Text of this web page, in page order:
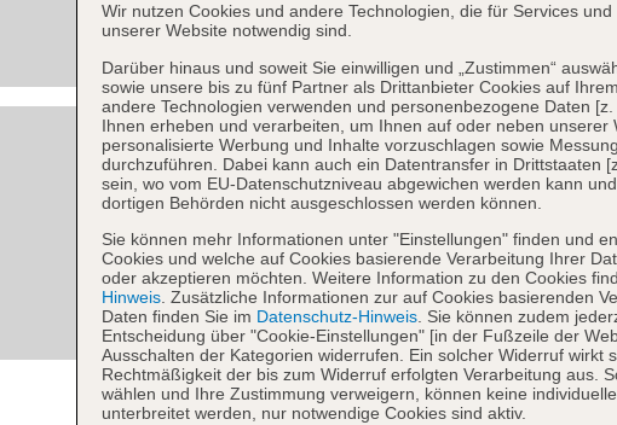
Wir nutzen Cookies und andere Technologien, die für Services
unserer Website notwendig sind.
Darüber hinaus und soweit Sie einwilligen und „Zustimmen“
sowie unsere bis zu fünf Partner als Drittanbieter Cookies auf
andere Technologien verwenden und personenbezogene Daten
Ihnen erheben und verarbeiten, um Ihnen auf oder neben unserer
personalisierte Werbung und Inhalte vorzuschlagen sowie
durchzuführen. Dabei kann auch ein Datentransfer in Drittstaaten
sein, wo vom EU-Datenschutzniveau abgewichen werden kann
dortigen Behörden nicht ausgeschlossen werden können.
Sie können mehr Informationen unter "Einstellungen" finden und
Cookies und welche auf Cookies basierende Verarbeitung Ihrer
oder akzeptieren möchten. Weitere Information zu den Cookies
Hinweis . Zusätzliche Informationen zur auf Cookies basierenden
Daten finden Sie im Datenschutz-Hinweis . Sie können zudem
Entscheidung über "Cookie-Einstellungen" [in der Fußzeile der
Ausschalten der Kategorien widerrufen. Ein solcher Widerruf wirkt
Rechtmäßigkeit der bis zum Widerruf erfolgten Verarbeitung aus.
wählen und Ihre Zustimmung verweigern, können keine
unterbreitet werden, nur notwendige Cookies sind aktiv.